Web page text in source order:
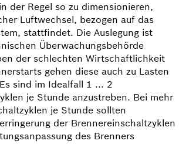
der Regel so zu dimensionieren,
Luftwechsel, bezogen auf das
stattfindet. Die Auslegung ist
Überwachungsbehörde
der schlechten Wirtschaftlichkeit
gehen diese auch zu Lasten
sind im Idealfall 1 ... 2
je Stunde anzustreben. Bei mehr
je Stunde sollten
der Brenner­ein­schaltzyklen
des Brenners